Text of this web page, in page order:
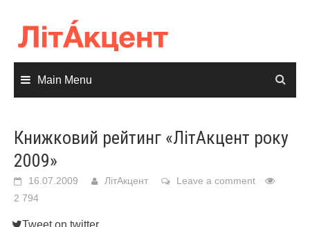
content
Main Menu
Книжковий рейтинг «ЛітАкцент року
2009»
16.07.2009 ЛітАкцент
Leave a comment
2 794
Tweet on twitter